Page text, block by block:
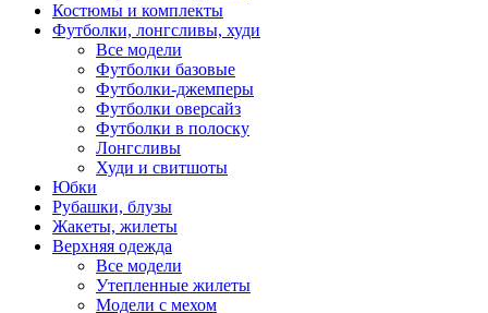
Костюмы и комплекты
Футболки, лонгсливы, худи
Все модели
Футболки базовые
Футболки-джемперы
Футболки оверсайз
Футболки в полоску
Лонгсливы
Худи и свитшоты
Юбки
Рубашки, блузы
Жакеты, жилеты
Верхняя одежда
Все модели
Утепленные жилеты
Модели с мехом